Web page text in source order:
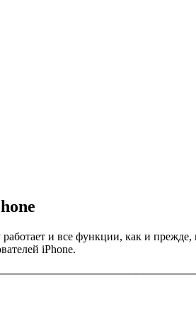
и все функции, как и прежде,
iPhone.